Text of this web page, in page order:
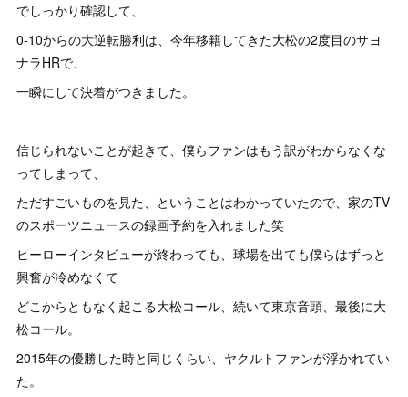
でしっかり確認して、
0-10からの大逆転勝利は、今年移籍してきた大松の2度目のサヨ
ナラHRで、
一瞬にして決着がつきました。
信じられないことが起きて、僕らファンはもう訳がわからなくな
ってしまって、
ただすごいものを見た、ということはわかっていたので、家のTV
のスポーツニュースの録画予約を入れました笑
ヒーローインタビューが終わっても、球場を出ても僕らはずっと
興奮が冷めなくて
どこからともなく起こる大松コール、続いて東京音頭、最後に大
松コール。
2015年の優勝した時と同じくらい、ヤクルトファンが浮かれてい
た。